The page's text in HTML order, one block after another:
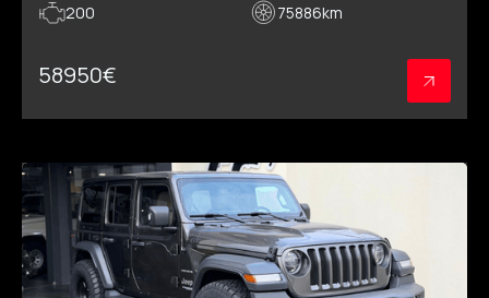
200
75886km
58950€